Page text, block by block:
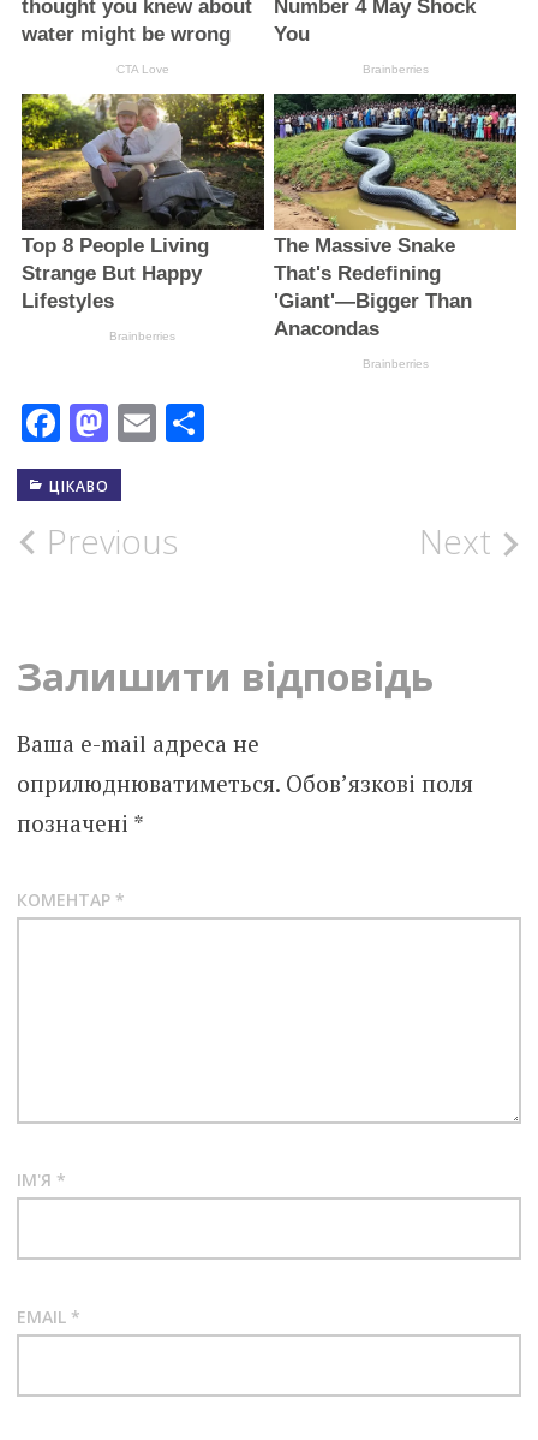
Facebook
Mastodon
EmailПоділитися
ЦІКАВО
Post
Previous Next
Залишити відповідь
Ваша e-mail адреса не
оприлюднюватиметься. Обов’язкові поля
позначені *
КОМЕНТАР *
ІМ'Я *
EMAIL *